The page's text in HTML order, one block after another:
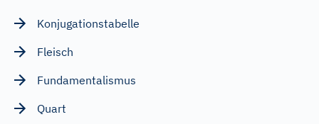
Konjugationstabelle
Fleisch
Fundamentalismus
Quart